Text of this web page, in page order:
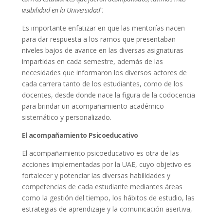
visibilidad en la Universidad”.
Es importante enfatizar en que las mentorías nacen
para dar respuesta a los ramos que presentaban
niveles bajos de avance en las diversas asignaturas
impartidas en cada semestre, además de las
necesidades que informaron los diversos actores de
cada carrera tanto de los estudiantes, como de los
docentes, desde donde nace la figura de la codocencia
para brindar un acompañamiento académico
sistemático y personalizado.
El acompañamiento Psicoeducativo
El acompañamiento psicoeducativo es otra de las
acciones implementadas por la UAE, cuyo objetivo es
fortalecer y potenciar las diversas habilidades y
competencias de cada estudiante mediantes áreas
como la gestión del tiempo, los hábitos de estudio, las
estrategias de aprendizaje y la comunicación asertiva,